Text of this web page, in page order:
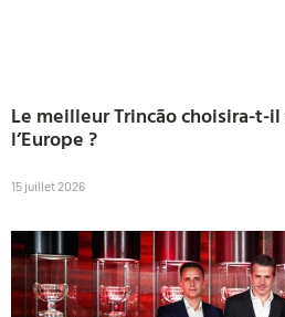
Le meilleur Trincão choisira-t-
l’Europe ?
15 juillet 2026